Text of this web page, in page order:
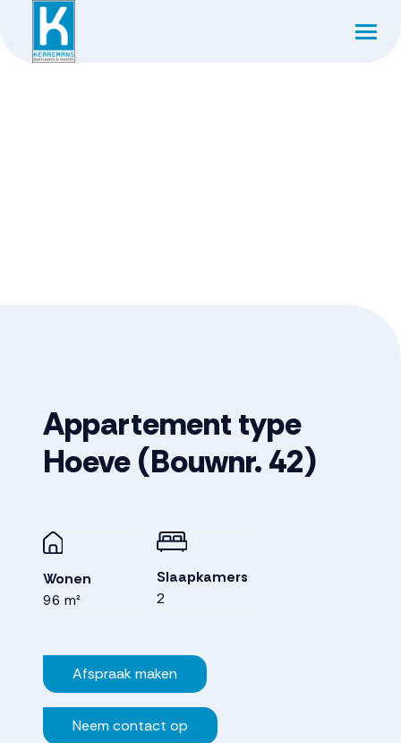
Appartement type
Hoeve(Bouwnr. 42)
Wonen
96 m²
Slaapkamers
2
Afspraak maken
Neem contact op